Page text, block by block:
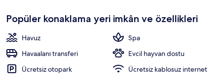
Popüler konaklama yeri imkân ve özellikleri
Havuz
Spa
Havaalanı transferi
Evcil hayvan dostu
Ücretsiz otopark
Ücretsiz kablosuz internet